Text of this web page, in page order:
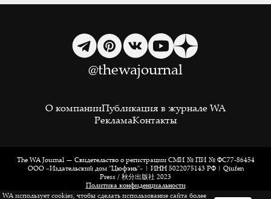
@thewajournal
О компанииПубликация в журнале WA
РекламаКонтакты
The WA Journal — Свидетельство о регистрации СМИ № ПИ № ФС77-86454
ООО «Издательский дом "Цюфэнь"» | ИНН 5022075143 РФ | Qiufen
Press / 秋分出版社 2023
Политика конфиденциальности
|
WA использует cookies, чтобы сделать использование сайта более